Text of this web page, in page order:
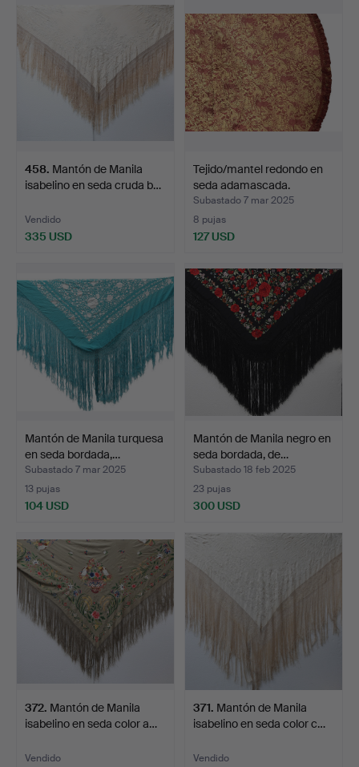
458. Mantón de Manila
isabelino en seda cruda b…
Vendido
335 USD
Tejido/mantel redondo en
seda adamascada.
Subastado 7 mar 2025
8 pujas
127 USD
Mantón de Manila turquesa
en seda bordada,…
Subastado 7 mar 2025
13 pujas
104 USD
Mantón de Manila negro en
seda bordada, de…
Subastado 18 feb 2025
23 pujas
300 USD
372. Mantón de Manila
isabelino en seda color a…
Vendido
371. Mantón de Manila
isabelino en seda color c…
Vendido